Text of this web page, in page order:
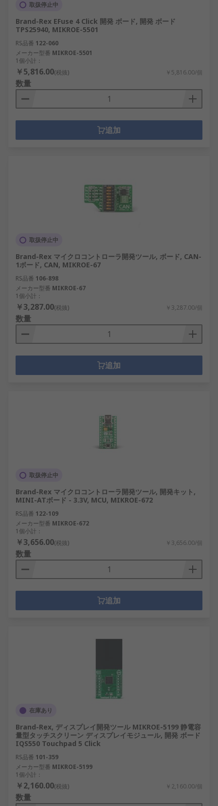
取扱停止中
Brand-Rex EFuse 4 Click 開発 ボード, 開発 ボード
TPS25940, MIKROE-5501
RS品番 122-060
メーカー型番 MIKROE-5501
1個小計：
￥5,816.00(税抜) ￥5,816.00/個
数量
追加
取扱停止中
Brand-Rex マイクロコントローラ開発ツール, ボード, CAN-
1ボード, CAN, MIKROE-67
RS品番 106-898
メーカー型番 MIKROE-67
1個小計：
￥3,287.00(税抜) ￥3,287.00/個
数量
追加
取扱停止中
Brand-Rex マイクロコントローラ開発ツール, 開発キット,
MINI-ATボード - 3.3V, MCU, MIKROE-672
RS品番 122-109
メーカー型番 MIKROE-672
1個小計：
￥3,656.00(税抜) ￥3,656.00/個
数量
追加
在庫あり
Brand-Rex, ディスプレイ開発ツール MIKROE-5199 静電容
量型タッチスクリーン ディスプレイモジュール, 開発 ボード
IQS550 Touchpad 5 Click
RS品番 101-359
メーカー型番 MIKROE-5199
1個小計：
￥2,160.00(税抜) ￥2,160.00/個
数量